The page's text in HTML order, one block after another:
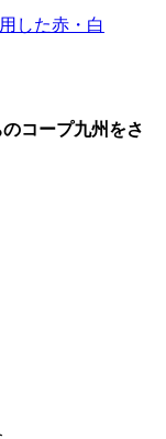
した赤・白
コープ九州をさ